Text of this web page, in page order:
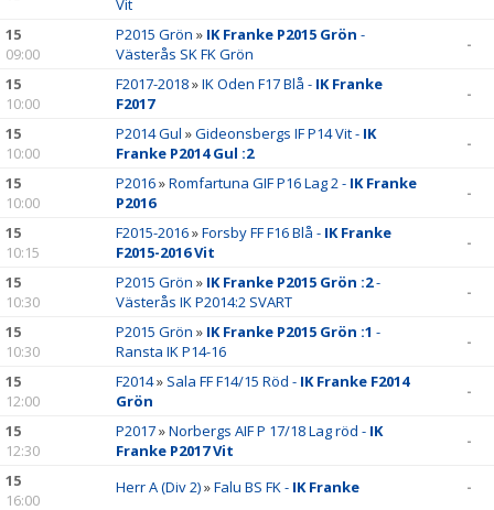
Vit
15
09:00
P2015 Grön » IK Franke P2015 Grön -
Västerås SK FK Grön
-
15
10:00
F2017-2018»IK Oden F17 Blå - IK Franke
F2017
-
15
10:00
P2014 Gul »Gideonsbergs IF P14 Vit - IK
Franke P2014 Gul :2
-
15
10:00
P2016»Romfartuna GIF P16 Lag 2 - IK Franke
P2016
-
15
10:15
F2015-2016»Forsby FF F16 Blå - IK Franke
F2015-2016 Vit
-
15
10:30
P2015 Grön » IK Franke P2015 Grön :2-
Västerås IK P2014:2 SVART
-
15
10:30
P2015 Grön » IK Franke P2015 Grön :1 -
Ransta IK P14-16
-
15
12:00
F2014» Sala FF F14/15 Röd - IK Franke F2014
Grön
-
15
12:30
P2017»Norbergs AIF P 17/18 Lag röd - IK
Franke P2017 Vit
-
15
16:00
Herr A (Div 2)»Falu BS FK - IK Franke -